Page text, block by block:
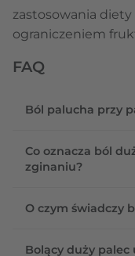
zastosowania
ograniczeniem
FAQ
Ból palucha przy
Co oznacza ból
zginaniu?
O czym świadczy
Bolący duży